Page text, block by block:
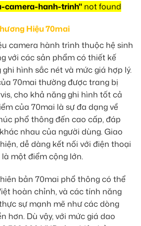
camera-hanh-trinh"not found
Hiệu 70mai
camera hành trình thuộc hệ sinh
với các sản phẩm có thiết kế
hình sắc nét và mức giá hợp lý.
70mai thường được trang bị
cho khả năng ghi hình tốt cả
của 70mai là sự đa dạng về
phổ thông đến cao cấp, đáp
nhau của người dùng. Giao
dễ dàng kết nối với điện thoại
một điểm cộng lớn.
bản 70mai phổ thông có thể
hoàn chỉnh, và các tính năng
sự mạnh mẽ như các dòng
hơn. Dù vậy, với mức giá dao